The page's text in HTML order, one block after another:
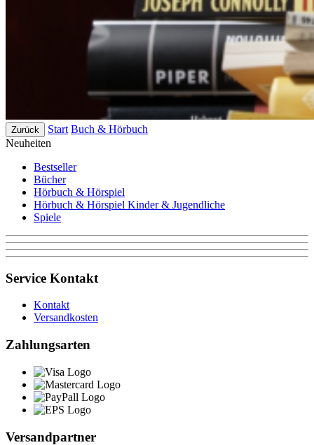
Zurück Start Buch & Hörbuch
Neuheiten
Bestseller
Bücher
Hörbuch & Hörspiel
Hörbuch & Hörspiel Kinder & Jugendliche
Spiele
Service Kontakt
Kontakt
Versandkosten
Zahlungsarten
Versandpartner